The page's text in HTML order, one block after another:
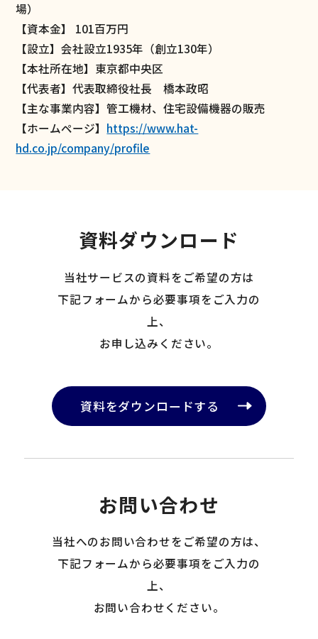
場）
【資本金】 101百万円
【設立】会社設立1935年（創立130年）
【本社所在地】東京都中央区
【代表者】代表取締役社長 橋本政昭
【主な事業内容】管工機材、住宅設備機器の販売
【ホームページ】 https://www.hat-
hd.co.jp/company/profile
資料ダウンロード
当社サービスの資料をご希望の方は
下記フォームから必要事項をご入力の
上、
お申し込みください。
資料をダウンロードする
お問い合わせ
当社へのお問い合わせをご希望の方は、
下記フォームから必要事項をご入力の
上、
お問い合わせください。